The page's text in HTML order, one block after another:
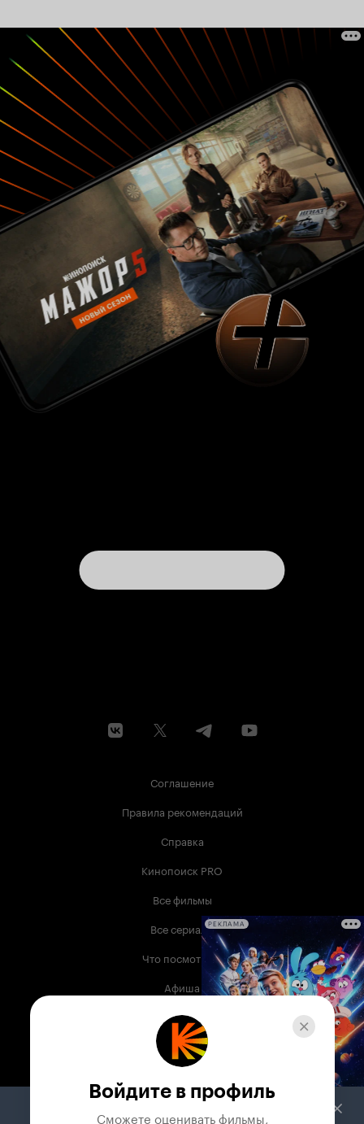
Соглашение
Правила рекомендаций
Справка
Кинопоиск PRO
Все фильмы
Все сериалы
Что посмотреть
Афиша
Музыка
Телепрограмма
Служба поддержки
РЕКЛАМА
Войдите в профиль
Сможете оценивать фильмы,